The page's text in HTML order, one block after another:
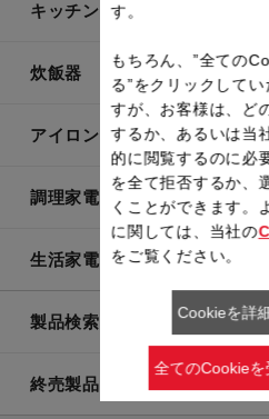
キッチン用品
炊飯器
アイロン・衣類スチーマー
調理家電
生活家電
製品検索一覧
終売製品一覧
す。
もちろん、”全ての
る”をクリックして
すが、お客様は、ど
するか、あるいは当
的に閲覧するのに必
を全て拒否するか、
くことができます。
に関しては、当社の
をご覧ください。
Cookieを詳
全てのCookieを